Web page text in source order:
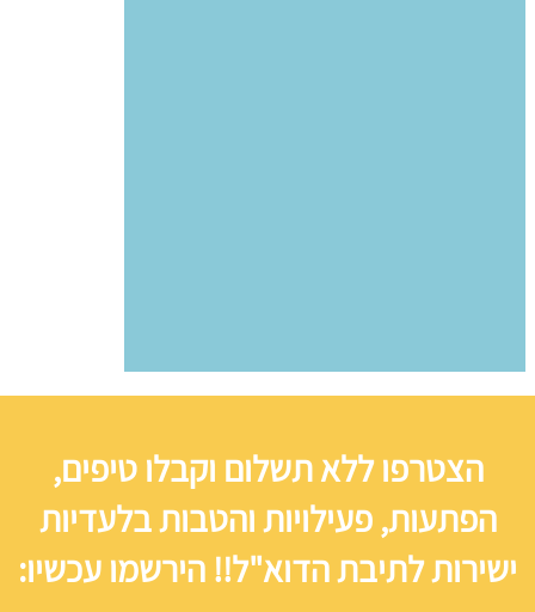
הצטרפו ללא תשלום וקבלו טיפים,
הפתעות, פעילויות והטבות בלעדיות
ישירות לתיבת הדוא"ל!! הירשמו עכשיו: